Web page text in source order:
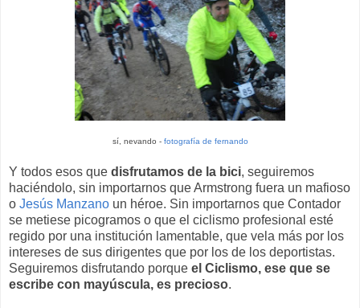
sí, nevando - fotografía de fernando
Y todos esos que disfrutamos de la bici, seguiremos
haciéndolo, sin importarnos que Armstrong fuera un mafioso
o Jesús Manzano un héroe. Sin importarnos que Contador
se metiese picogramos o que el ciclismo profesional esté
regido por una institución lamentable, que vela más por los
intereses de sus dirigentes que por los de los deportistas.
Seguiremos disfrutando porque el Ciclismo, ese que se
escribe con mayúscula, es precioso.